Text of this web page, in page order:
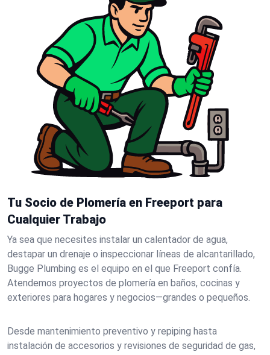
Tu Socio de Plomería en Freeport para
Cualquier Trabajo
Ya sea que necesites instalar un calentador de agua,
destapar un drenaje o inspeccionar líneas de alcantarillado,
Bugge Plumbing es el equipo en el que Freeport confía.
Atendemos proyectos de plomería en baños, cocinas y
exteriores para hogares y negocios—grandes o pequeños.
Desde mantenimiento preventivo y repiping hasta
instalación de accesorios y revisiones de seguridad de gas,